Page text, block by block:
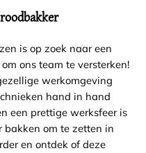
is op zoek naar een
ons team te versterken!
werkomgeving
hand in hand
een prettige werksfeer is
bakken om te zetten in
en ontdek of deze